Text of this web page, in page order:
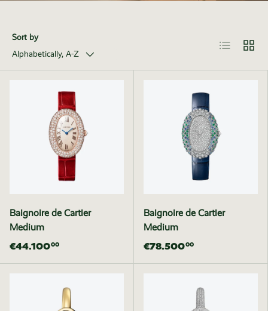
Sort by
Alphabetically, A-Z
List Grid
Baignoire de Cartier
Medium
€44.10000
Baignoire de Cartier
Medium
€78.50000